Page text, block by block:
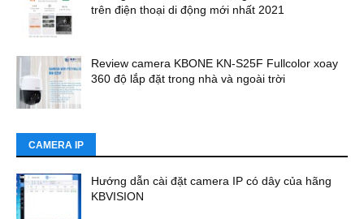
trên điện thoại di động mới nhất 2021
Review camera KBONE KN-S25F Fullcolor xoay
360 độ lắp đặt trong nhà và ngoài trời
CAMERA IP
Hướng dẫn cài đặt camera IP có dây của hãng
KBVISION